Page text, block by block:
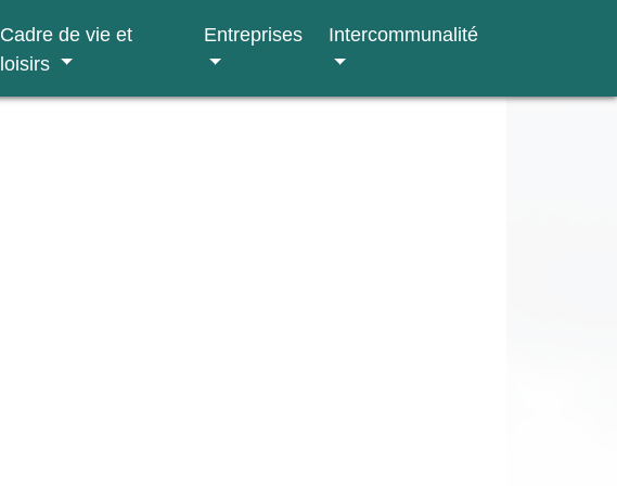
Cadre de vie et
loisirs
Entreprises Intercommunalité